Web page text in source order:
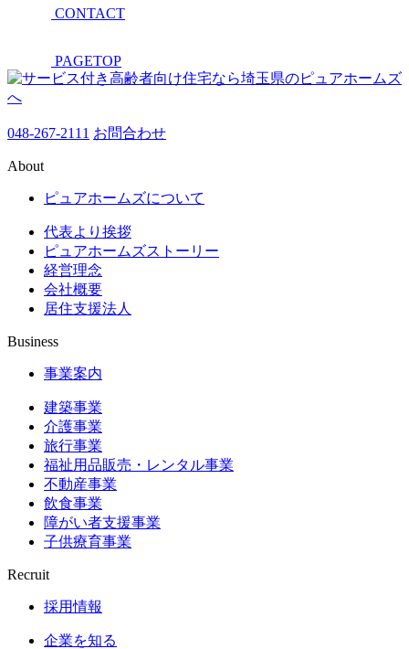
CONTACT
PAGETOP
048-267-2111 お問合わせ
About
ピュアホームズについて
代表より挨拶
ピュアホームズストーリー
経営理念
会社概要
居住支援法人
Business
事業案内
建築事業
介護事業
旅行事業
福祉用品販売・レンタル事業
不動産事業
飲食事業
障がい者支援事業
子供療育事業
Recruit
採用情報
企業を知る